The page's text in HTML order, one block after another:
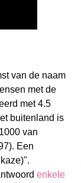
van de naam
met de
met 4.5
buitenland is
van
Een
enkele